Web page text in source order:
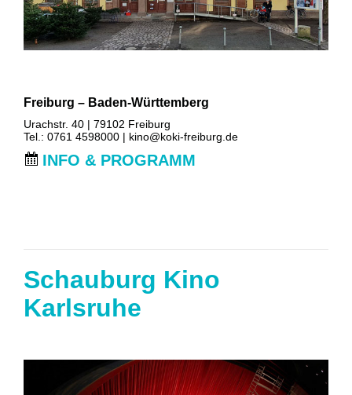
Freiburg – Baden-Württemberg
Urachstr. 40 | 79102 Freiburg
Tel.: 0761 4598000 | kino@koki-freiburg.de
INFO & PROGRAMM
Schauburg Kino
Karlsruhe